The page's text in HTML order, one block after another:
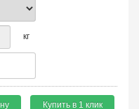
кг
Купить в 1 клик